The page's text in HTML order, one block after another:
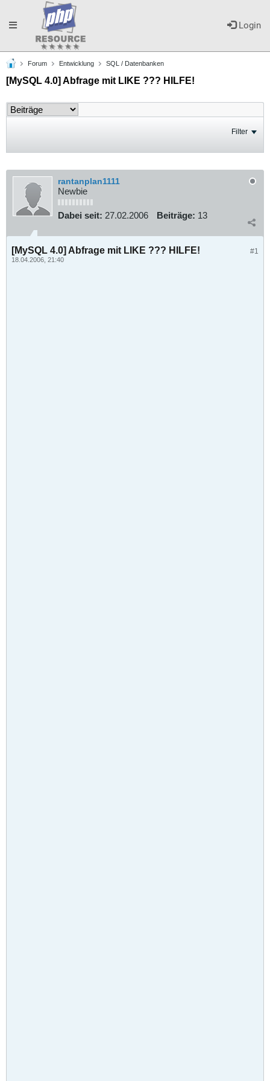
Login
Toggle
navigation
Forum Entwicklung SQL / Datenbanken
[MySQL 4.0] Abfrage mit LIKE ??? HILFE!
Filter
rantanplan1111
Newbie
Dabei seit: 27.02.2006 Beiträge: 13
#1
[MySQL 4.0] Abfrage mit LIKE ??? HILFE!
18.04.2006, 21:40